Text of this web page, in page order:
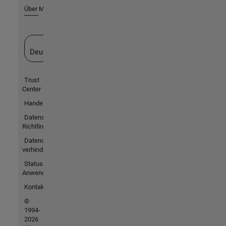
Über MathWorks
Deutschland
Trust
Center
Handelsmarken
Datenschutz-
Richtlinien
Datendiebstahl
verhindern
Status von
Anwendungen
Kontakt
©
1994-
2026